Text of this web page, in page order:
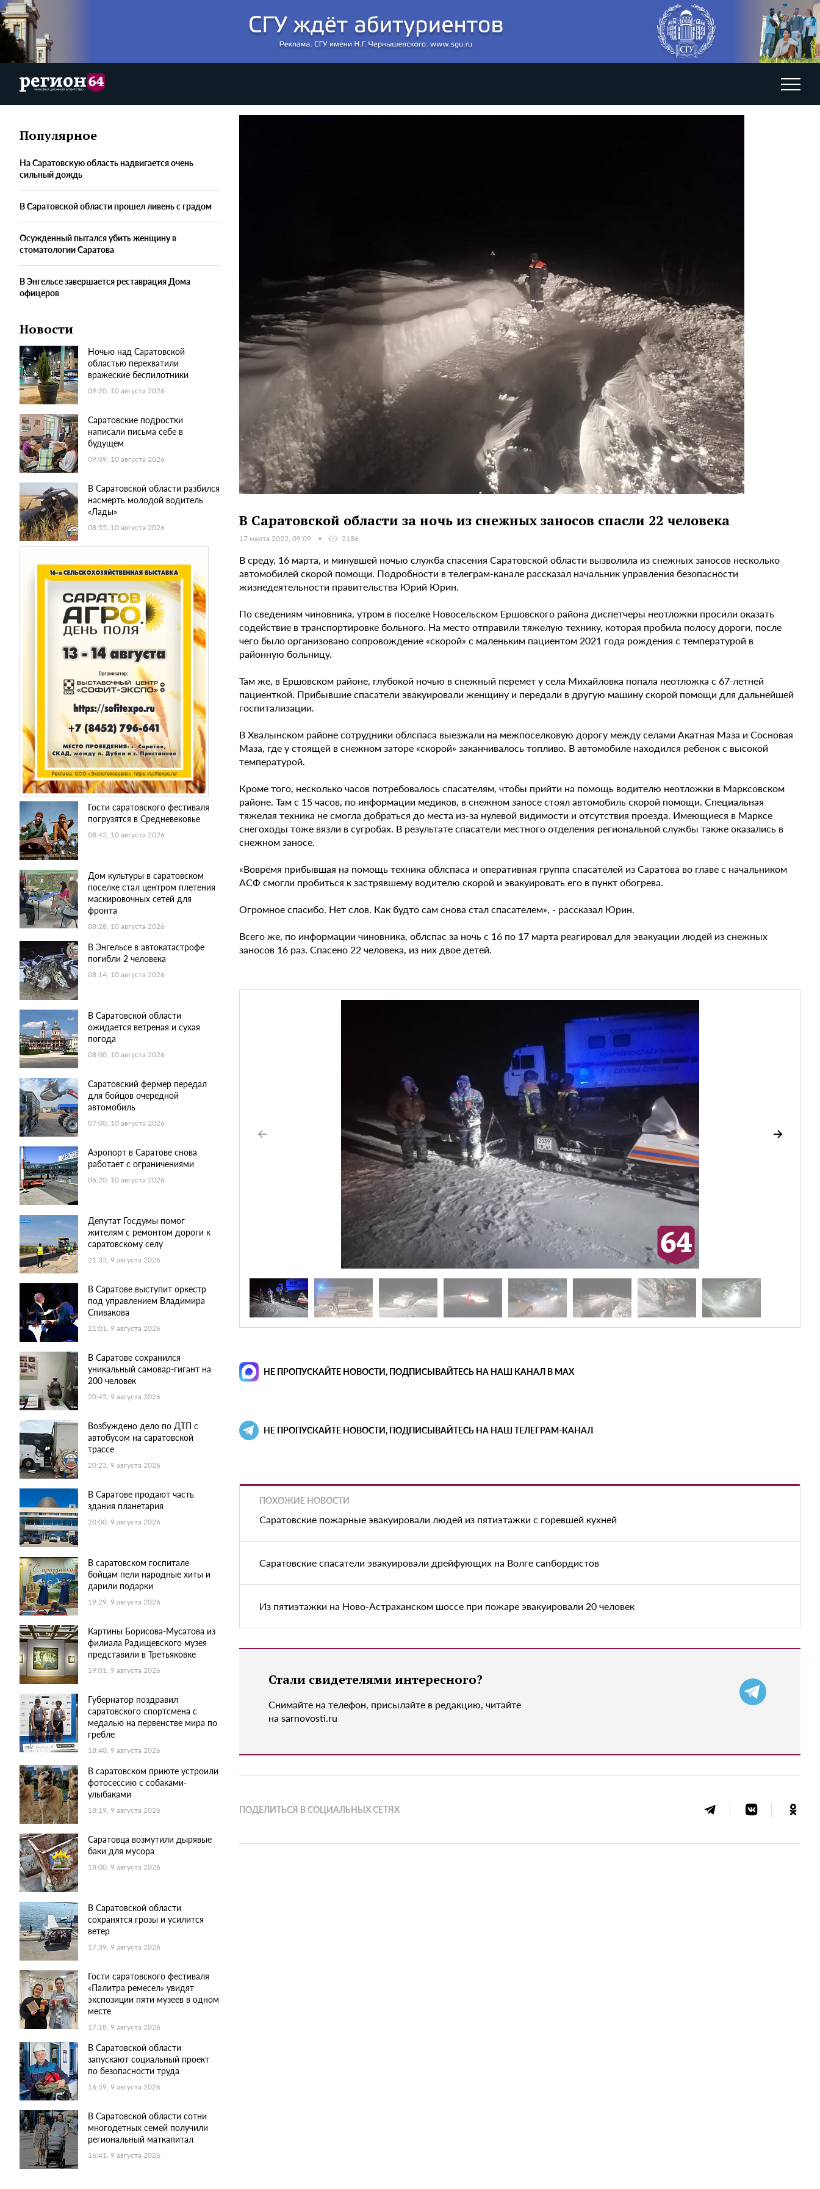
Популярное
На Саратовскую область надвигается очень
сильный дождь
В Саратовской области прошел ливень с градом
Осужденный пытался убить женщину в
стоматологии Саратова
В Энгельсе завершается реставрация Дома
офицеров
Новости
Ночью над Саратовской
областью перехватили
вражеские беспилотники
09:20, 10 августа 2026
Саратовские подростки
написали письма себе в
будущем
09:09, 10 августа 2026
В Саратовской области разбился
насмерть молодой водитель
«Лады»
08:55, 10 августа 2026
Гости саратовского фестиваля
погрузятся в Средневековье
08:42, 10 августа 2026
Дом культуры в саратовском
поселке стал центром плетения
маскировочных сетей для
фронта
08:28, 10 августа 2026
В Энгельсе в автокатастрофе
погибли 2 человека
08:14, 10 августа 2026
В Саратовской области
ожидается ветреная и сухая
погода
08:00, 10 августа 2026
Саратовский фермер передал
для бойцов очередной
автомобиль
07:00, 10 августа 2026
Аэропорт в Саратове снова
работает с ограничениями
06:20, 10 августа 2026
Депутат Госдумы помог
жителям с ремонтом дороги к
саратовскому селу
21:35, 9 августа 2026
В Саратове выступит оркестр
под управлением Владимира
Спивакова
21:01, 9 августа 2026
В Саратове сохранился
уникальный самовар-гигант на
200 человек
20:45, 9 августа 2026
Возбуждено дело по ДТП с
автобусом на саратовской
трассе
20:23, 9 августа 2026
В Саратове продают часть
здания планетария
20:00, 9 августа 2026
В саратовском госпитале
бойцам пели народные хиты и
дарили подарки
19:29, 9 августа 2026
Картины Борисова-Мусатова из
филиала Радищевского музея
представили в Третьяковке
19:01, 9 августа 2026
Губернатор поздравил
саратовского спортсмена с
медалью на первенстве мира по
гребле
18:40, 9 августа 2026
В саратовском приюте устроили
фотосессию с собаками-
улыбаками
18:19, 9 августа 2026
Саратовца возмутили дырявые
баки для мусора
18:00, 9 августа 2026
В Саратовской области
сохранятся грозы и усилится
ветер
17:39, 9 августа 2026
Гости саратовского фестиваля
«Палитра ремесел» увидят
экспозиции пяти музеев в одном
месте
17:18, 9 августа 2026
В Саратовской области
запускают социальный проект
по безопасности труда
16:59, 9 августа 2026
В Саратовской области сотни
многодетных семей получили
региональный маткапитал
16:41, 9 августа 2026
В Саратовской области за ночь из снежных заносов спасли 22 человека
17 марта 2022, 09:09 2186
В среду, 16 марта, и минувшей ночью служба спасения Саратовской области вызволила из снежных заносов несколько
автомобилей скорой помощи. Подробности в телеграм-канале рассказал начальник управления безопасности
жизнедеятельности правительства Юрий Юрин.
По сведениям чиновника, утром в поселке Новосельском Ершовского района диспетчеры неотложки просили оказать
содействие в транспортировке больного. На место отправили тяжелую технику, которая пробила полосу дороги, после
чего было организовано сопровождение «скорой» с маленьким пациентом 2021 года рождения с температурой в
районную больницу.
Там же, в Ершовском районе, глубокой ночью в снежный перемет у села Михайловка попала неотложка с 67-летней
пациенткой. Прибывшие спасатели эвакуировали женщину и передали в другую машину скорой помощи для дальнейшей
госпитализации.
В Хвалынском районе сотрудники облспаса выезжали на межпоселковую дорогу между селами Акатная Маза и Сосновая
Маза, где у стоящей в снежном заторе «скорой» заканчивалось топливо. В автомобиле находился ребенок с высокой
температурой.
Кроме того, несколько часов потребовалось спасателям, чтобы прийти на помощь водителю неотложки в Марксовском
районе. Там с 15 часов, по информации медиков, в снежном заносе стоял автомобиль скорой помощи. Специальная
тяжелая техника не смогла добраться до места из-за нулевой видимости и отсутствия проезда. Имеющиеся в Марксе
снегоходы тоже вязли в сугробах. В результате спасатели местного отделения региональной службы также оказались в
снежном заносе.
«Вовремя прибывшая на помощь техника облспаса и оперативная группа спасателей из Саратова во главе с начальником
АСФ смогли пробиться к застрявшему водителю скорой и эвакуировать его в пункт обогрева.
Огромное спасибо. Нет слов. Как будто сам снова стал спасателем», - рассказал Юрин.
Всего же, по информации чиновника, облспас за ночь с 16 по 17 марта реагировал для эвакуации людей из снежных
заносов 16 раз. Спасено 22 человека, из них двое детей.
НЕ ПРОПУСКАЙТЕ НОВОСТИ, ПОДПИСЫВАЙТЕСЬ НА НАШ КАНАЛ В MAX
НЕ ПРОПУСКАЙТЕ НОВОСТИ, ПОДПИСЫВАЙТЕСЬ НА НАШ ТЕЛЕГРАМ-КАНАЛ
ПОХОЖИЕ НОВОСТИ
Саратовские пожарные эвакуировали людей из пятиэтажки с горевшей кухней
Саратовские спасатели эвакуировали дрейфующих на Волге сапбордистов
Из пятиэтажки на Ново-Астраханском шоссе при пожаре эвакуировали 20 человек
Стали свидетелями интересного?
Снимайте на телефон, присылайте в редакцию, читайте
на sarnovosti.ru
ПОДЕЛИТЬСЯ В СОЦИАЛЬНЫХ СЕТЯХ